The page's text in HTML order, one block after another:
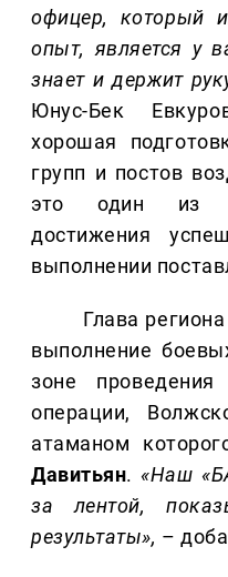
офицер, который
опыт, является у
знает и держит
Юнус-Бек
хорошая
групп и постов
это один из
достижения
выполнении
Глава
выполнение
зоне проведения
операции,
атаманом
Давитьян.«Наш
за лентой,
результаты», –